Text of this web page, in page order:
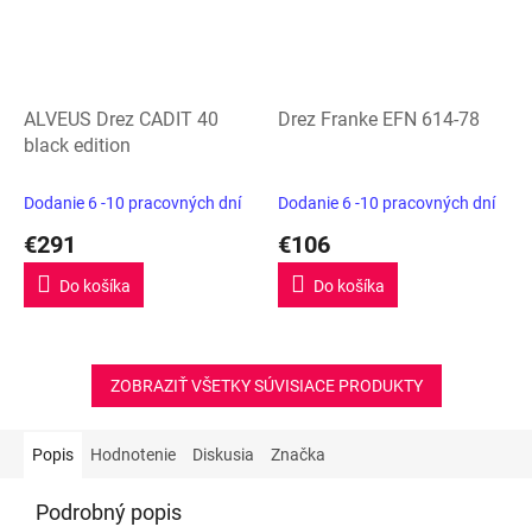
ALVEUS Drez CADIT 40
black edition
Dodanie 6 -10 pracovných dní
€291
Do košíka
Drez Franke EFN 614-78
Dodanie 6 -10 pracovných dní
€106
Do košíka
ZOBRAZIŤ VŠETKY SÚVISIACE PRODUKTY
Popis Hodnotenie Diskusia Značka
Podrobný popis